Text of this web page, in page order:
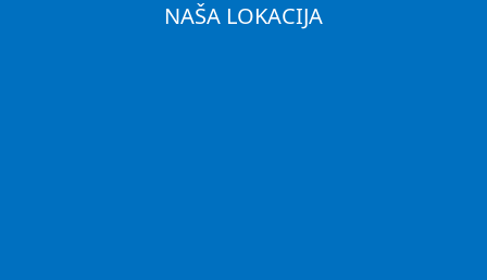
NAŠA LOKACIJA